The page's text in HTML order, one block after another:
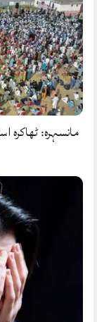
مانسہرہ: ٹھاکرہ